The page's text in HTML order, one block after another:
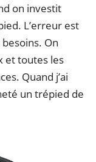
on investit
L’erreur est
On
et toutes les
Quand j’ai
un trépied de